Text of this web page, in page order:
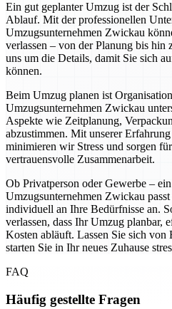
Ein gut geplanter Umzug ist der
Ablauf. Mit der professionellen
Umzugsunternehmen Zwickau
verlassen – von der Planung bis hin
uns um die Details, damit Sie sich
können.
Beim Umzug planen ist
Umzugsunternehmen Zwickau
Aspekte wie Zeitplanung,
abzustimmen. Mit unserer
minimieren wir Stress und sorgen
vertrauensvolle Zusammenarbeit.
Ob Privatperson oder Gewerbe –
Umzugsunternehmen Zwickau
individuell an Ihre Bedürfnisse an.
verlassen, dass Ihr Umzug planbar,
Kosten abläuft. Lassen Sie sich von
starten Sie in Ihr neues Zuhause
FAQ
Häufig gestellte Fragen